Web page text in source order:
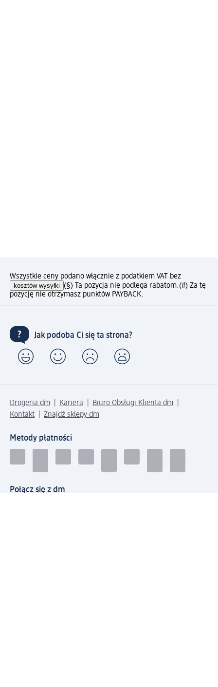
Wszystkie ceny podano włącznie z podatkiem VAT bez
kosztów wysyłki (§) Ta pozycja nie podlega rabatom.(#) Za tę
pozycję nie otrzymasz punktów PAYBACK.
Jak podoba Ci się ta strona?
Drogeria dm Kariera
Biuro Obsługi Klienta dm
Kontakt
Znajdź sklepy dm
Metody płatności
Połącz się z dm